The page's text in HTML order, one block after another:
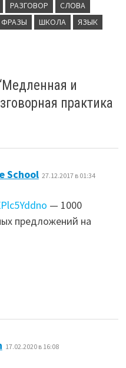
РАЗГОВОР
СЛОВА
ФРАЗЫ ШКОЛА ЯЗЫК
Медленная и
практика
School 27.12.2017 в 01:34
— 1000
предложений на
17.02.2020 в 16:08